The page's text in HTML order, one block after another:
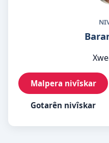
Malpera nivîskar
Gotarên nivîskar